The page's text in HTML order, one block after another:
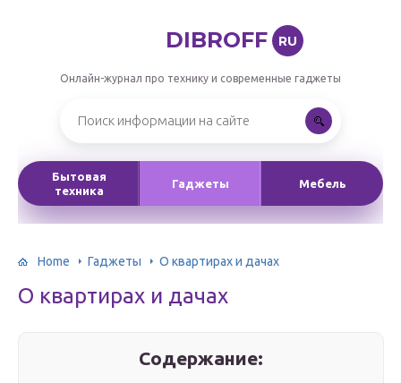
DIBROFF RU
Онлайн-журнал про технику и современные гаджеты
Бытовая
техника
Гаджеты Мебель
Home Гаджеты О квартирах и дачах
О квартирах и дачах
Содержание: